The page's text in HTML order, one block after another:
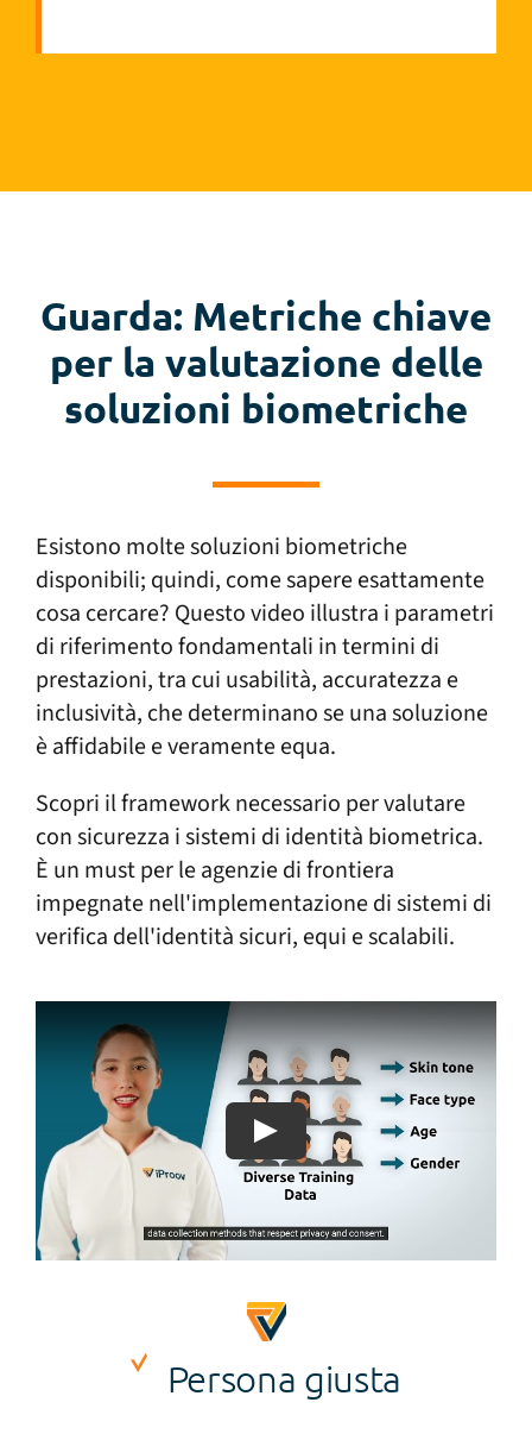
Guarda: Metriche chiave
per la valutazione delle
soluzioni biometriche
Esistono molte soluzioni biometriche
disponibili; quindi, come sapere esattamente
cosa cercare? Questo video illustra i parametri
di riferimento fondamentali in termini di
prestazioni, tra cui usabilità, accuratezza e
inclusività, che determinano se una soluzione
è affidabile e veramente equa.
Scopri il framework necessario per valutare
con sicurezza i sistemi di identità biometrica.
È un must per le agenzie di frontiera
impegnate nell'implementazione di sistemi di
verifica dell'identità sicuri, equi e scalabili.
Persona giusta